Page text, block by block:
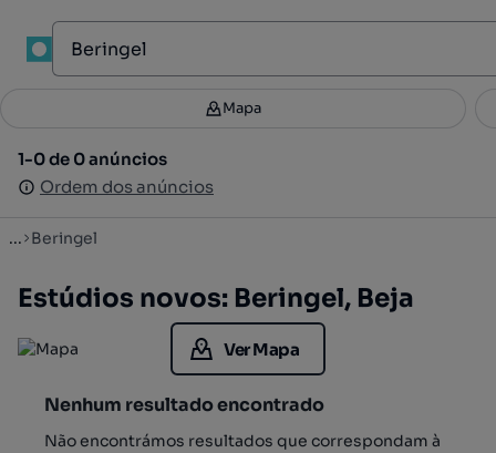
Filtros 3
1-0 de 0 anúncios
Ordem dos anúncios
Mapa
1-0 de 0 anúncios
Ordem dos anúncios
... Beringel
Estúdios novos: Beringel, Beja
Ver Mapa
Nenhum resultado encontrado
Não encontrámos resultados que correspondam à